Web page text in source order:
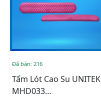
Đã bán: 216
Tấm Lót Cao Su UNITEK
MHD033